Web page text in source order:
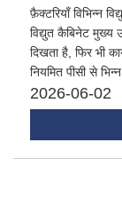
फ़ैक्टरियाँ विभिन्न
विद्युत कैबिनेट
दिखता है, फिर भी
नियमित पीसी से
2026-06-02